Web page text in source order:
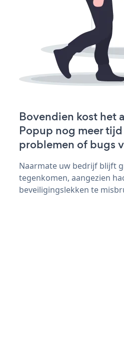
Bovendien kost het
Popup nog meer
problemen of bugs
Naarmate uw bedrijf blijft
tegenkomen, aangezien
beveiligingslekken te